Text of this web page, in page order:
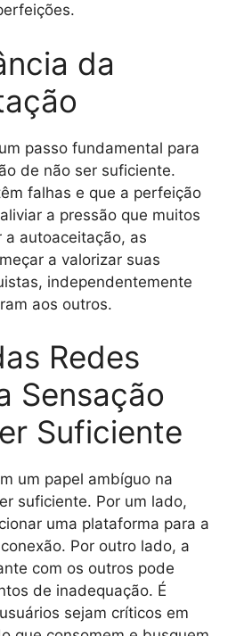
da
passo fundamental para
de não ser suficiente.
falhas e que a perfeição
a pressão que muitos
a autoaceitação, as
a valorizar suas
independentemente
aos outros.
Redes
Sensação
Suficiente
um papel ambíguo na
suficiente. Por um lado,
uma plataforma para a
Por outro lado, a
com os outros pode
de inadequação. É
sejam críticos em